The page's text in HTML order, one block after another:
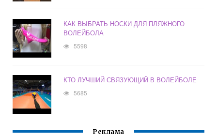
КАК ВЫБРАТЬ НОСКИ ДЛЯ ПЛЯЖНОГО
ВОЛЕЙБОЛА
5598
КТО ЛУЧШИЙ СВЯЗУЮЩИЙ В ВОЛЕЙБОЛЕ
5685
Реклама